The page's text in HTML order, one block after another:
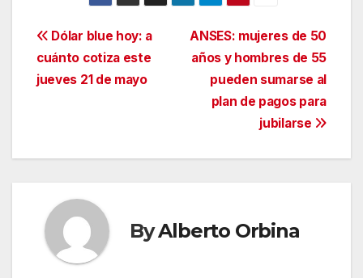
Navegación
de
ANSES: mujeres de 50
años y hombres de 55
pueden sumarse al
plan de pagos para
jubilarse
Dólar blue hoy: a
cuánto cotiza este
jueves 21 de mayo
ByAlberto Orbina